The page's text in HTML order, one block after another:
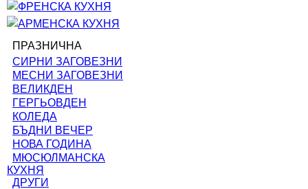
ФРЕНСКА КУХНЯ
АРМЕНСКА КУХНЯ
ПРАЗНИЧНА
СИРНИ ЗАГОВЕЗНИ
МЕСНИ ЗАГОВЕЗНИ
ВЕЛИКДЕН
ГЕРГЬОВДЕН
КОЛЕДА
БЪДНИ ВЕЧЕР
НОВА ГОДИНА
МЮСЮЛМАНСКА
КУХНЯ
ДРУГИ